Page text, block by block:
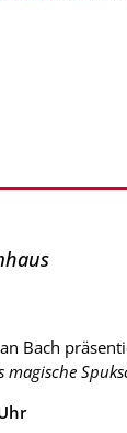
Bach
magische